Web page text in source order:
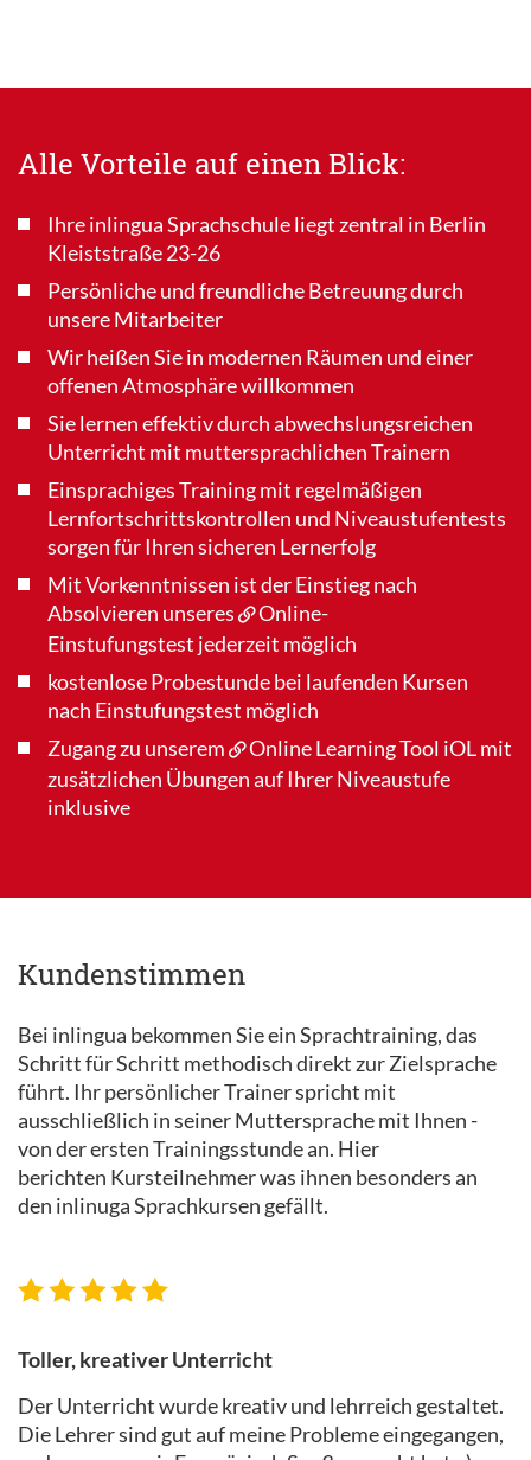
Alle Vorteile auf einen Blick:
Ihre inlingua Sprachschule liegt zentral in Berlin
Kleiststraße 23-26
Persönliche und freundliche Betreuung durch
unsere Mitarbeiter
Wir heißen Sie in modernen Räumen und einer
offenen Atmosphäre willkommen
Sie lernen effektiv durch abwechslungsreichen
Unterricht mit muttersprachlichen Trainern
Einsprachiges Training mit regelmäßigen
Lernfortschrittskontrollen und Niveaustufentests
sorgen für Ihren sicheren Lernerfolg
Mit Vorkenntnissen ist der Einstieg nach
Absolvieren unseres
Online-
Einstufungstest jederzeit möglich
kostenlose Probestunde bei laufenden Kursen
nach Einstufungstest möglich
Zugang zu unserem
Online Learning Tool iOLmit
zusätzlichen Übungen auf Ihrer Niveaustufe
inklusive
Kundenstimmen
Bei inlingua bekommen Sie ein Sprachtraining, das
Schritt für Schritt methodisch direkt zur Zielsprache
führt. Ihr persönlicher Trainer spricht mit
ausschließlich in seiner Muttersprache mit Ihnen -
von der ersten Trainingsstunde an. Hier
berichten Kursteilnehmer was ihnen besonders an
den inlinuga Sprachkursen gefällt.
Toller, kreativer Unterricht
Der Unterricht wurde kreativ und lehrreich gestaltet.
Die Lehrer sind gut auf meine Probleme eingegangen,